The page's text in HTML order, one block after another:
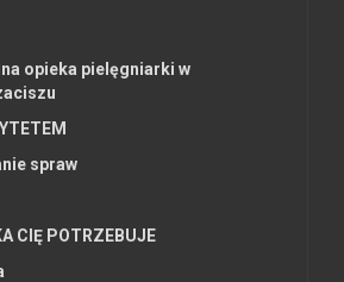
opieka pielęgniarki w
spraw
CIĘ POTRZEBUJE